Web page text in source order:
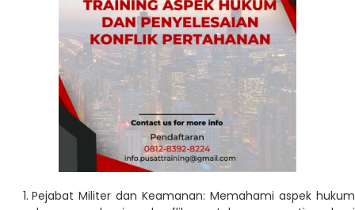
Pejabat Militer dan Keamanan: Memahami aspek hukum